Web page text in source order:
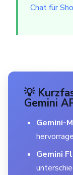
Chat für
💡
Gemini
Gemini-
Gemini